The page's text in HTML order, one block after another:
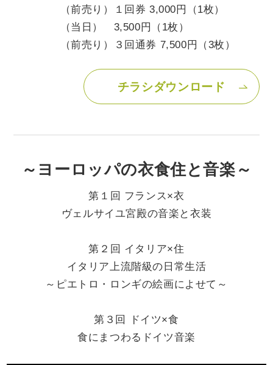
（前売り）１回券 3,000円（1枚）
（当日） 3,500円（1枚）
（前売り）３回通券 7,500円（3枚）
チラシダウンロード
～ヨーロッパの衣食住と音楽～
第１回 フランス×衣
ヴェルサイユ宮殿の音楽と衣装
第２回 イタリア×住
イタリア上流階級の日常生活
～ピエトロ・ロンギの絵画によせて～
第３回 ドイツ×食
食にまつわるドイツ音楽